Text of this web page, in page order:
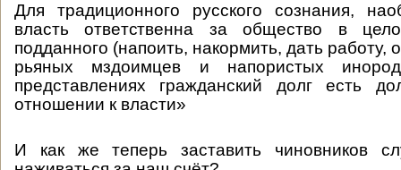
Для традиционного русского сознания,
власть ответственна за общество в
подданного (напоить, накормить, дать работу,
рьяных мздоимцев и напористых
представлениях гражданский долг есть
отношении к власти»
И как же теперь заставить чиновников